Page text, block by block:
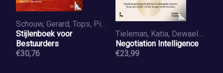
Schouw, Gerard, Tops, Pieter, Zouridis, Stavros
Stijlenboek voor
Bestuurders
€30,76
Tieleman, Katia, Dewaele, Laurence
Negotiation Intelligence
€23,99